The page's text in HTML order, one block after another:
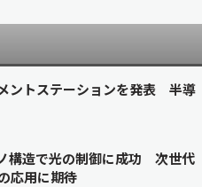
ントステーションを発表 半導
構造で光の制御に成功 次世代
応用に期待